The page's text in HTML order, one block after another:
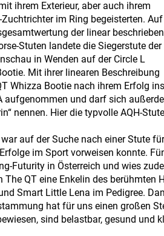
ihrem Exterieur, aber auch ihrem
Zuchtrichter im Ring begeisterten. Auf
der linear
Stuten landete die Siegerstute der
in Wenden auf der Circle L
Mit ihrer linearen Beschreibung
Whizza Bootie nach ihrem Erfolg ins
aufgenommen und darf sich
nennen. Hier die typvolle AQH-Stute
auf der Suche nach einer Stute
im Sport vorweisen konnte.
Futurity in Österreich und wies
The QT eine Enkelin des
Smart Little Lena im Pedigree.
hat für uns einen großen
sind belastbar, gesund und